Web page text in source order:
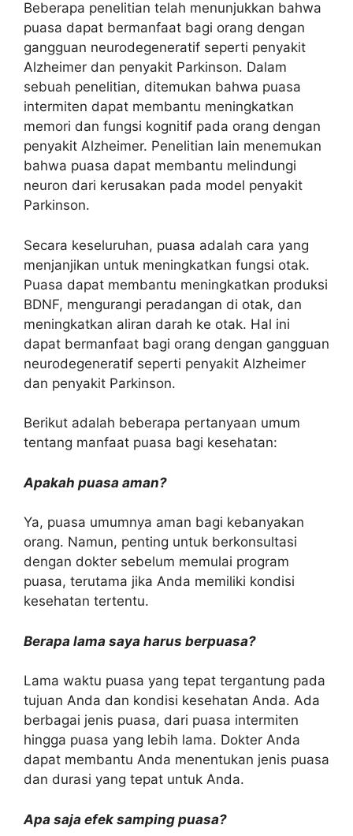
Beberapa penelitian telah menunjukkan bahwa
puasa dapat bermanfaat bagi orang dengan
gangguan neurodegeneratif seperti penyakit
Alzheimer dan penyakit Parkinson. Dalam
sebuah penelitian, ditemukan bahwa puasa
intermiten dapat membantu meningkatkan
memori dan fungsi kognitif pada orang dengan
penyakit Alzheimer. Penelitian lain menemukan
bahwa puasa dapat membantu melindungi
neuron dari kerusakan pada model penyakit
Parkinson.
Secara keseluruhan, puasa adalah cara yang
menjanjikan untuk meningkatkan fungsi otak.
Puasa dapat membantu meningkatkan produksi
BDNF, mengurangi peradangan di otak, dan
meningkatkan aliran darah ke otak. Hal ini
dapat bermanfaat bagi orang dengan gangguan
neurodegeneratif seperti penyakit Alzheimer
dan penyakit Parkinson.
Berikut adalah beberapa pertanyaan umum
tentang manfaat puasa bagi kesehatan:
Apakah puasa aman?
Ya, puasa umumnya aman bagi kebanyakan
orang. Namun, penting untuk berkonsultasi
dengan dokter sebelum memulai program
puasa, terutama jika Anda memiliki kondisi
kesehatan tertentu.
Berapa lama saya harus berpuasa?
Lama waktu puasa yang tepat tergantung pada
tujuan Anda dan kondisi kesehatan Anda. Ada
berbagai jenis puasa, dari puasa intermiten
hingga puasa yang lebih lama. Dokter Anda
dapat membantu Anda menentukan jenis puasa
dan durasi yang tepat untuk Anda.
Apa saja efek samping puasa?